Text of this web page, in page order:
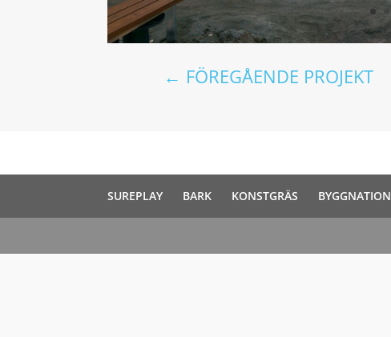
← FÖREGÅENDE PROJEKT
SUREPLAY BARK KONSTGRÄS BYGGNATION